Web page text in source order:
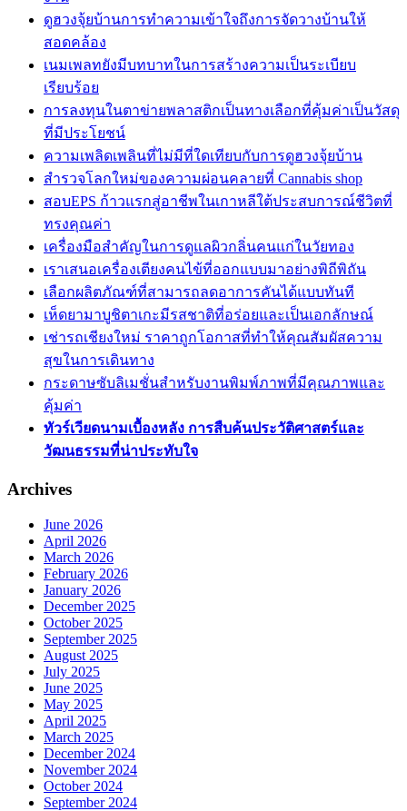
ดูฮวงจุ้ยบ้านการทำความเข้าใจถึงการจัดวางบ้านให้
สอดคล้อง
เนมเพลทยังมีบทบาทในการสร้างความเป็นระเบียบ
เรียบร้อย
การลงทุนในตาข่ายพลาสติกเป็นทางเลือกที่คุ้มค่าเป็นวัสดุ
ที่มีประโยชน์
ความเพลิดเพลินที่ไม่มีที่ใดเทียบกับการดูฮวงจุ้ยบ้าน
สำรวจโลกใหม่ของความผ่อนคลายที่ Cannabis shop
สอบEPS ก้าวแรกสู่อาชีพในเกาหลีใต้ประสบการณ์ชีวิตที่
ทรงคุณค่า
เครื่องมือสำคัญในการดูแลผิวกลิ่นคนแก่ในวัยทอง
เราเสนอเครื่องเตียงคนไข้ที่ออกแบบมาอย่างพิถีพิถัน
เลือกผลิตภัณฑ์ที่สามารถลดอาการคันได้แบบทันที
เห็ดยามาบูชิตาเกะมีรสชาติที่อร่อยและเป็นเอกลักษณ์
เช่ารถเชียงใหม่ ราคาถูกโอกาสที่ทำให้คุณสัมผัสความ
สุขในการเดินทาง
กระดาษซับลิเมชั่นสำหรับงานพิมพ์ภาพที่มีคุณภาพและ
คุ้มค่า
ทัวร์เวียดนามเบื้องหลัง การสืบค้นประวัติศาสตร์และ
วัฒนธรรมที่น่าประทับใจ
Archives
June 2026
April 2026
March 2026
February 2026
January 2026
December 2025
October 2025
September 2025
August 2025
July 2025
June 2025
May 2025
April 2025
March 2025
December 2024
November 2024
October 2024
September 2024